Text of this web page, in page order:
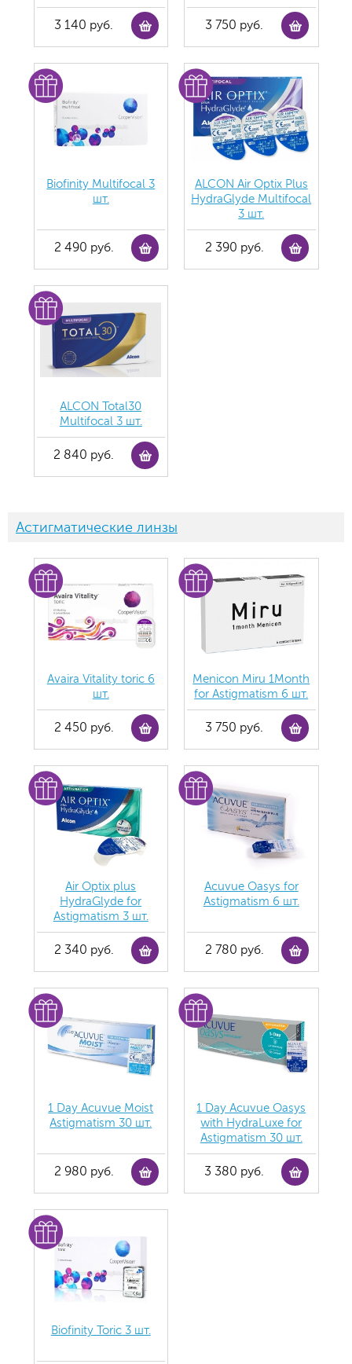
3 140 руб. 3 750 руб.
Biofinity Multifocal 3
шт.
2 490 руб.
ALCON Air Optix Plus
HydraGlyde Multifocal
3 шт.
2 390 руб.
ALCON Total30
Multifocal 3 шт.
2 840 руб.
Астигматические линзы
Avaira Vitality toric 6
шт.
2 450 руб.
Menicon Miru 1Month
for Astigmatism 6 шт.
3 750 руб.
Air Optix plus
HydraGlyde for
Astigmatism 3 шт.
2 340 руб.
Acuvue Oasys for
Astigmatism 6 шт.
2 780 руб.
1 Day Acuvue Moist
Аstigmatism 30 шт.
2 980 руб.
1 Day Acuvue Oasys
with HydraLuxe for
Аstigmatism 30 шт.
3 380 руб.
Biofinity Toric 3 шт.